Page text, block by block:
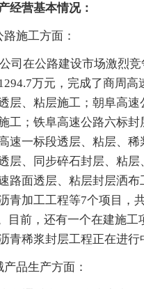
经营基本情况：
施工方面：
司在公路建设市场激烈
万元，完成了商周高
层、粘层施工；朝阜高速
工；铁阜高速公路六标封
速一标段透层、粘层、稀
层、同步碎石封层、粘层
路面透层、粘层封层洒
青加工工程等7个项目，
目前，还有一个在建施工
青稀浆封层工程正在进行
产品生产方面：